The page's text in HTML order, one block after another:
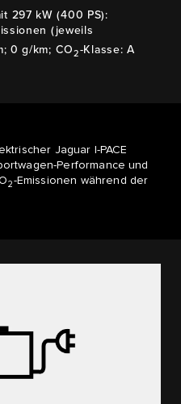
297 kW (400 PS):
(jeweils
0 g/km; CO2-Klasse: A
Jaguar I-PACE
Performance und
2-Emissionen während der